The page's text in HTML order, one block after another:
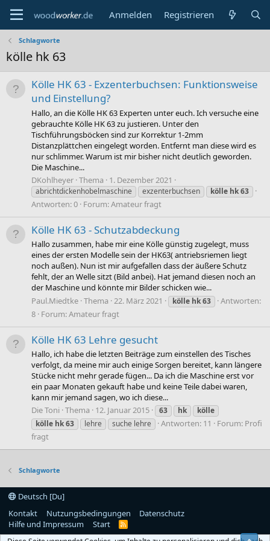
Anmelden Registrieren
Schlagworte
kölle hk 63
Kölle HK 63 - Exzenterbuchsen: Funktionsweise
und Einstellung?
Hallo, an die Kölle HK 63 Experten unter euch. Ich versuche eine
gebrauchte Kölle HK 63 zu justieren. Unter den
Tischführungsböcken sind zur Korrektur 1-2mm
Distanzplättchen eingelegt worden. Entfernt man diese wird es
nur schlimmer. Warum ist mir bisher nicht deutlich geworden.
Die Maschine...
DKohlheyer Thema 1. Dezember 2021
abrichtdickenhobelmaschine exzenterbuchsen kölle hk63
Antworten: 0 Forum:Amateur fragt
Kölle HK 63 - Schutzabdeckung
Hallo zusammen, habe mir eine Kölle günstig zugelegt, muss
eines der ersten Modelle sein der HK63( antriebsriemen liegt
noch außen). Nun ist mir aufgefallen dass der äußere Schutz
fehlt, der an Welle sitzt (Bild anbei). Hat jemand diesen noch an
der Maschine und könnte mir Bilder schicken wie...
Paul.Miedtke Thema 22. März 2021 kölle hk63
Antworten:
8 Forum:Amateur fragt
Kölle HK 63 Lehre gesucht
Hallo, ich habe die letzten Beiträge zum einstellen des Tisches
verfolgt, da meine mir auch einige Sorgen bereitet, kann längere
Stücke nicht mehr gerade fügen... Da ich die Maschine erst vor
ein paar Monaten gekauft habe und keine Teile dabei waren,
kann mir jemand sagen, wo ich diese...
Die Toni Thema 12. Januar 2015 63 hk
kölle
kölle hk63 lehre suche lehre Antworten: 11 Forum: Profi
fragt
Schlagworte
Deutsch [Du]
Kontakt
Nutzungsbedingungen
Datenschutz
Hilfe und Impressum
Start
R